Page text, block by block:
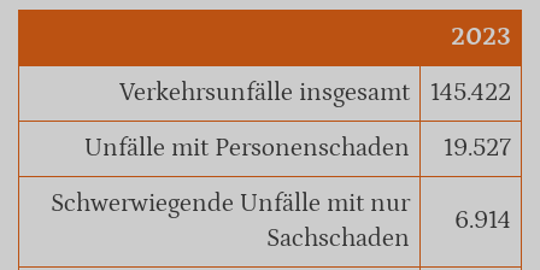
2023
Verkehrsunfälle insgesamt
145.422
Unfälle mit Personenschaden
19.527
Schwerwiegende Unfälle mit nur
Sachschaden
6.914